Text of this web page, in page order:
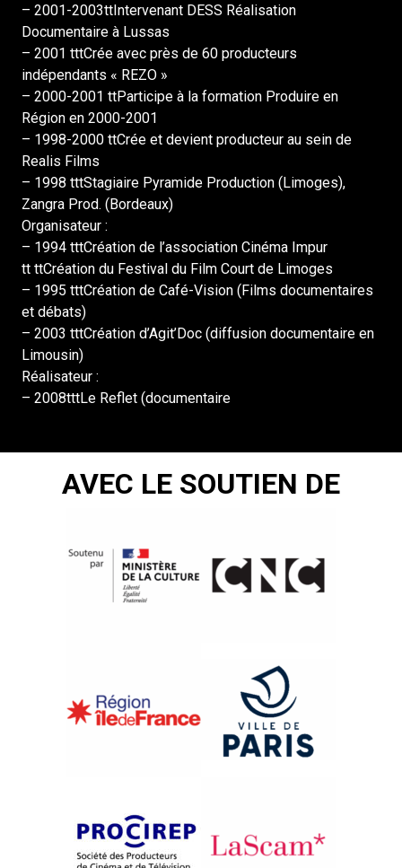
– 2001-2003ttIntervenant DESS Réalisation
Documentaire à Lussas
– 2001 tttCrée avec près de 60 producteurs
indépendants « REZO »
– 2000-2001 ttParticipe à la formation Produire en
Région en 2000-2001
– 1998-2000 ttCrée et devient producteur au sein de
Realis Films
– 1998 tttStagiaire Pyramide Production (Limoges),
Zangra Prod. (Bordeaux)
Organisateur :
– 1994 tttCréation de l’association Cinéma Impur
tt ttCréation du Festival du Film Court de Limoges
– 1995 tttCréation de Café-Vision (Films documentaires
et débats)
– 2003 tttCréation d’Agit’Doc (diffusion documentaire en
Limousin)
Réalisateur :
– 2008tttLe Reflet (documentaire
AVEC LE SOUTIEN DE